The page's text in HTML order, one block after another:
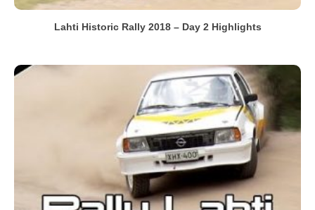
Lahti Historic Rally 2018 – Day 2 Highlights